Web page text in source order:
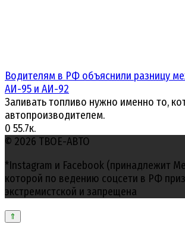
Водителям в РФ объяснили разницу
АИ-95 и АИ-92
Заливать топливо нужно именно то,
автопроизводителем.
0 55.7к.
© 2026 ТВОЕ-АВТО
*Instagram и Facebook (принадлежит
которой по ведению соцсети в РФ
экстремистской и запрещена